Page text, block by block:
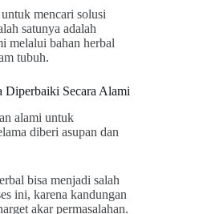
mencari solusi
satunya adalah
melalui bahan herbal
tubuh.
Diperbaiki Secara Alami
alami untuk
diberi asupan dan
bisa menjadi salah
ini, karena kandungan
akar permasalahan.